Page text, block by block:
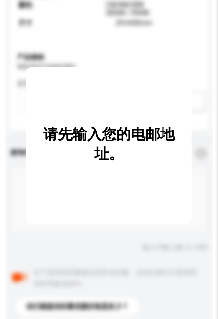
颜色
CW/NW/WW
3000K~7000K
2ft/600mm
产品规格
请提供您对产品的特定要求。
查询内容
你们能提供的最优惠价格是多少？
请先输入您的电邮地
址。